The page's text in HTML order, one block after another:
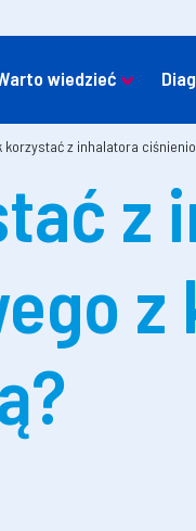
wiedzieć
korzystać z inhalatora
z
z